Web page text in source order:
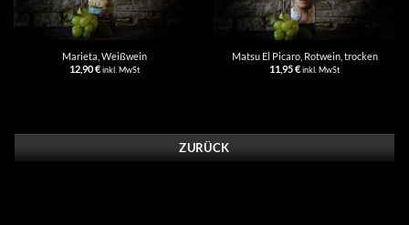
Marieta, Weißwein
12,90€inkl. MwSt
Matsu El Picaro, Rotwein, trocken
11,95€inkl. MwSt
ZURÜCK